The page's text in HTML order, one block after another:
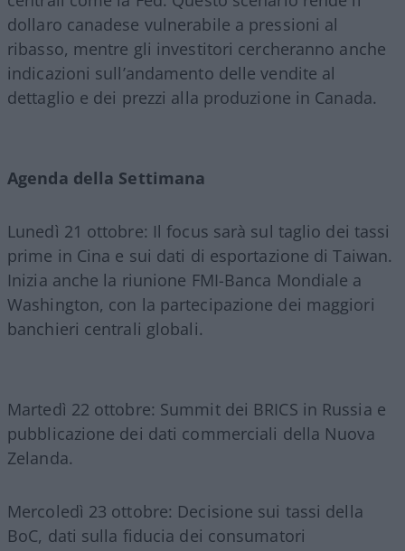
dollaro canadese vulnerabile a pressioni al
ribasso, mentre gli investitori cercheranno anche
indicazioni sull’andamento delle vendite al
dettaglio e dei prezzi alla produzione in Canada.
Agenda della Settimana
Lunedì 21 ottobre: Il focus sarà sul taglio dei tassi
prime in Cina e sui dati di esportazione di Taiwan.
Inizia anche la riunione FMI-Banca Mondiale a
Washington, con la partecipazione dei maggiori
banchieri centrali globali.
Martedì 22 ottobre: Summit dei BRICS in Russia e
pubblicazione dei dati commerciali della Nuova
Zelanda.
Mercoledì 23 ottobre: Decisione sui tassi della
BoC, dati sulla fiducia dei consumatori